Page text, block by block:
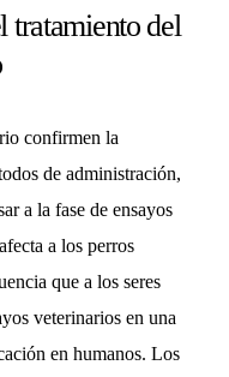
tratamiento del
confirmen la
de administración,
a la fase de ensayos
a los perros
que a los seres
veterinarios en una
en humanos. Los